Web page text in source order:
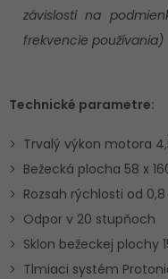
závislosti na
frekvencie používania)
Technické parametre:
Trvalý výkon motora
Bežecká plocha 58 x
Rozsah rýchlosti od
Odpor v 20 stupňoch
Sklon bežeckej plochy
Tlmiaci systém